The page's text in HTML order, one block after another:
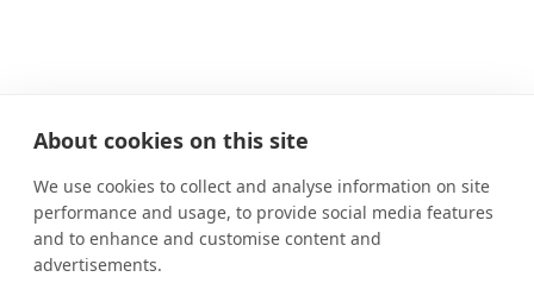
Nuestros planes
Prestaciones
Cómo funciona
About cookies on this site
We use cookies to collect and analyse information on site
performance and usage, to provide social media features
and to enhance and customise content and
advertisements.